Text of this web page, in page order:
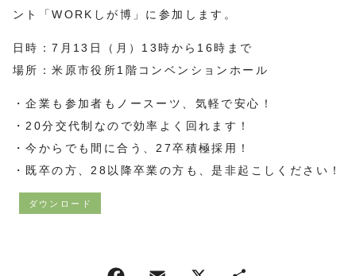
ント「WORKしが博」に参加します。
日時：7月13日（月）13時から16時まで
場所：米原市役所1階コンベンションホール
・企業も参加者もノースーツ、気軽で安心！
・20分交代制なので効率よく回れます！
・今からでも間に合う、27卒積極採用！
・既卒の方、28以降卒業の方も、是非起こしください！
ダウンロード